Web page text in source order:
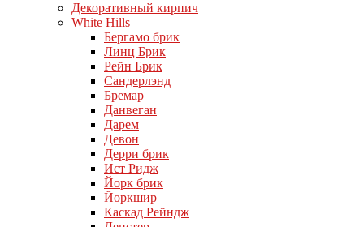
Декоративный кирпич
White Hills
Бергамо брик
Линц Брик
Рейн Брик
Сандерлэнд
Бремар
Данвеган
Дарем
Девон
Дерри брик
Ист Ридж
Йорк брик
Йоркшир
Каскад Рейндж